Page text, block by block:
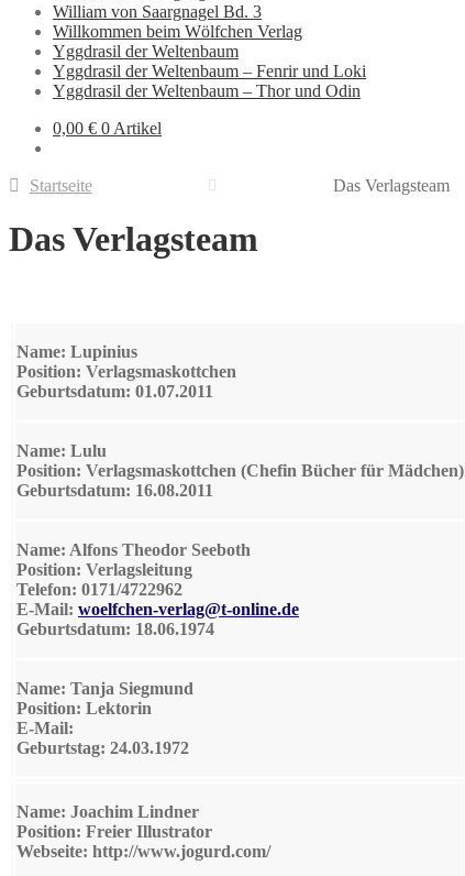
William von Saargnagel Bd. 3
Willkommen beim Wölfchen Verlag
Yggdrasil der Weltenbaum
Yggdrasil der Weltenbaum – Fenrir und Loki
Yggdrasil der Weltenbaum – Thor und Odin
0,00 € 0 Artikel
Startseite Das Verlagsteam
Das Verlagsteam
Name: Lupinius
Position: Verlagsmaskottchen
Geburtsdatum: 01.07.2011
Name: Lulu
Position: Verlagsmaskottchen (Chefin Bücher für Mädchen)
Geburtsdatum: 16.08.2011
Name: Alfons Theodor Seeboth
Position: Verlagsleitung
Telefon: 0171/4722962
E-Mail: woelfchen-verlag@t-online.de
Geburtsdatum: 18.06.1974
Name: Tanja Siegmund
Position: Lektorin
E-Mail:
Geburtstag: 24.03.1972
Name: Joachim Lindner
Position: Freier Illustrator
Webseite: http://www.jogurd.com/